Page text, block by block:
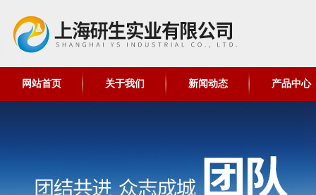
网站首页 关于我们 新闻动态 产品中心